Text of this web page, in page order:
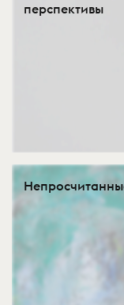
перспективы